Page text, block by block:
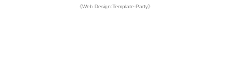
《Web Design:Template-Party》